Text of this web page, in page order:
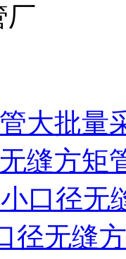
厂
大批
缝方
口径
径无缝